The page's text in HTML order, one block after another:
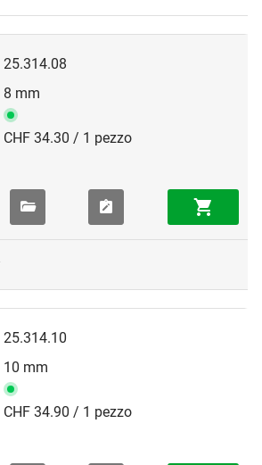
25.314.08
8 mm
CHF 34.30 / 1 pezzo
25.314.10
10 mm
CHF 34.90 / 1 pezzo